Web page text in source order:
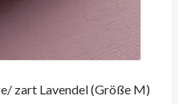
zart Lavendel (Größe M)